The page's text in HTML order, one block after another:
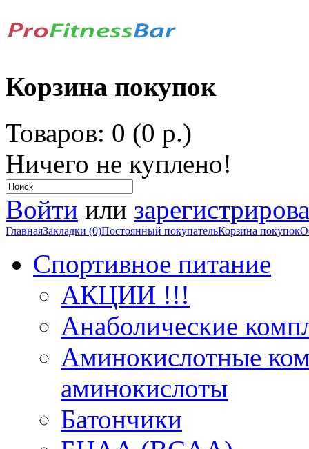
Корзина покупок
Товаров: 0 (0 р.)
Ничего не куплено!
Войти или
ГлавнаяЗакладки (0)Постоянный покупательКорзина покупок
Спортивное питание
АКЦИИ !!!
Анаболические
Аминокислотные
аминокислоты
Батончики